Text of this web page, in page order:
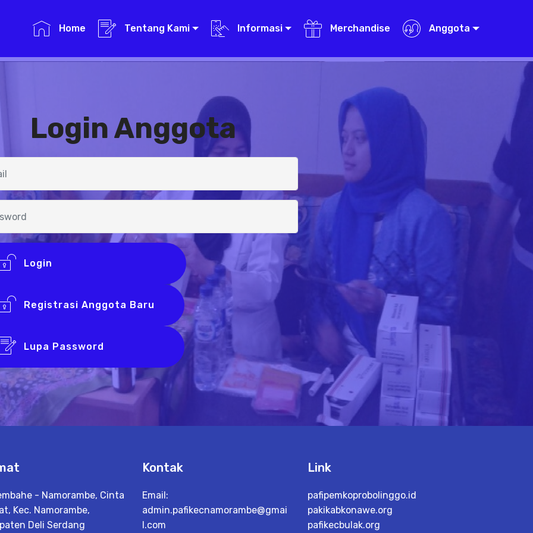
Home Tentang Kami Informasi Merchandise Anggota
Login Anggota
Login
Registrasi Anggota Baru
Lupa Password
- Namorambe, Cinta
Kec. Namorambe,
Deli Serdang
Kontak
Email:
admin.pafikecnamorambe@gmai
l.com
Link
pafipemkoprobolinggo.id
pakikabkonawe.org
pafikecbulak.org